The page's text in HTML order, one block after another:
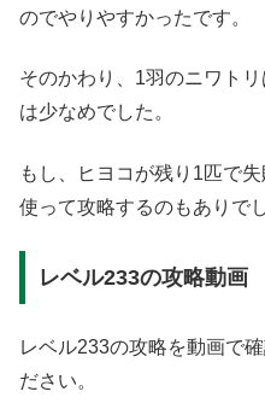
のでやりやすかったです。
そのかわり、1羽のニワト
は少なめでした。
もし、ヒヨコが残り1匹で
使って攻略するのもありで
レベル233の攻略動画
レベル233の攻略を動画で
ださい。